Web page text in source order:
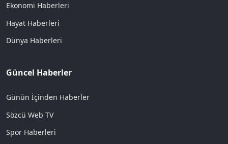
Ekonomi Haberleri
Hayat Haberleri
Dünya Haberleri
Güncel Haberler
Günün İçinden Haberler
Sözcü Web TV
Spor Haberleri